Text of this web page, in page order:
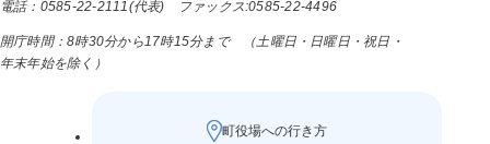
電話：0585-22-2111(代表) ファックス:0585-22-4496
開庁時間：8時30分から17時15分まで （土曜日・日曜日・祝日・
年末年始を除く）
町役場への行き方